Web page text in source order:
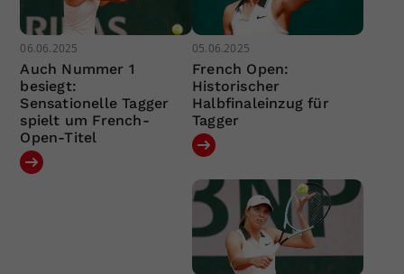
06.06.2025
Auch Nummer 1
besiegt:
Sensationelle Tagger
spielt um French-
Open-Titel
05.06.2025
French Open:
Historischer
Halbfinaleinzug für
Tagger